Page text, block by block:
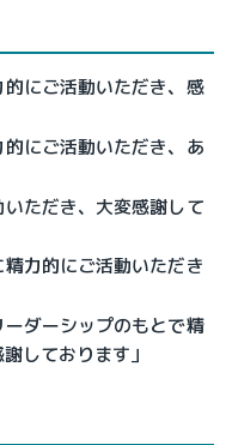
的にご活動いただき、感
的にご活動いただき、あ
いただき、大変感謝して
力的にご活動いただき
ーダーシップのもとで精
しております」